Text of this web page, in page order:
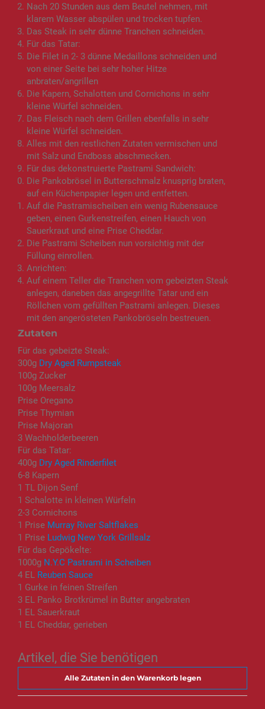
Zutaten
Für das gebeizte Steak:
300g Dry Aged Rumpsteak
100g Zucker
100g Meersalz
Prise Oregano
Prise Thymian
Prise Majoran
3 Wachholderbeeren
Für das Tatar:
400g Dry Aged Rinderfilet
6-8 Kapern
1 TL Dijon Senf
1 Schalotte in kleinen Würfeln
2-3 Cornichons
1 Prise Murray River Saltflakes
1 Prise Ludwig New York Grillsalz
Für das Gepökelte:
1000g N.Y.C Pastrami in Scheiben
4 EL Reuben Sauce
1 Gurke in feinen Streifen
3 EL Panko Brotkrümel in Butter angebraten
1 EL Sauerkraut
1 EL Cheddar, gerieben
Nach 20 Stunden aus dem Beutel nehmen, mit
klarem Wasser abspülen und trocken tupfen.
Das Steak in sehr dünne Tranchen schneiden.
Für das Tatar:
Die Filet in 2- 3 dünne Medaillons schneiden und
von einer Seite bei sehr hoher Hitze
anbraten/angrillen
Die Kapern, Schalotten und Cornichons in sehr
kleine Würfel schneiden.
Das Fleisch nach dem Grillen ebenfalls in sehr
kleine Würfel schneiden.
Alles mit den restlichen Zutaten vermischen und
mit Salz und Endboss abschmecken.
Für das dekonstruierte Pastrami Sandwich:
Die Pankobrösel in Butterschmalz knusprig braten,
auf ein Küchenpapier legen und entfetten.
Auf die Pastramischeiben ein wenig Rubensauce
geben, einen Gurkenstreifen, einen Hauch von
Sauerkraut und eine Prise Cheddar.
Die Pastrami Scheiben nun vorsichtig mit der
Füllung einrollen.
Anrichten:
Auf einem Teller die Tranchen vom gebeizten Steak
anlegen, daneben das angegrillte Tatar und ein
Röllchen vom gefüllten Pastrami anlegen. Dieses
mit den angerösteten Pankobröseln bestreuen.
Artikel, die Sie benötigen
Alle Zutaten in den Warenkorb legen